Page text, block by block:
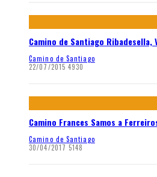
Camino de Santiago Ribadesella,
Camino de Santiago
22/07/2015 4930
Camino Frances Samos a
Camino de Santiago
30/04/2017 5148